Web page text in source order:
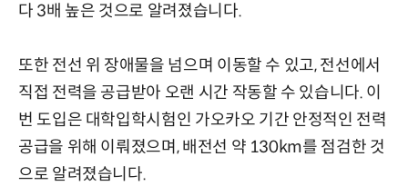
다 3배 높은 것으로 알려졌습니다.
또한 전선 위 장애물을 넘으며 이동할 수 있고, 전선에서
직접 전력을 공급받아 오랜 시간 작동할 수 있습니다. 이
번 도입은 대학입학시험인 가오카오 기간 안정적인 전력
공급을 위해 이뤄졌으며, 배전선 약 130km를 점검한 것
으로 알려졌습니다.